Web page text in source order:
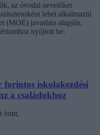
az óvodai nevelőket
lehet alkalmazni
(MOE) javaslata alapján,
nyújtott be.
forintos iskolakezdési
a családokhoz
érint.